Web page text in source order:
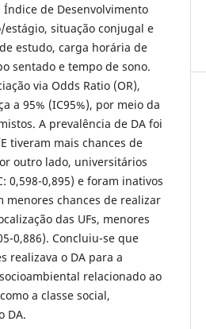
de Desenvolvimento
estágio, situação conjugal e
estudo, carga horária de
sentado e tempo de sono.
via Odds Ratio (OR),
a 95% (IC95%), por meio da
A prevalência de DA foi
tiveram mais chances de
outro lado, universitários
0,598-0,895) e foram inativos
menores chances de realizar
das UFs, menores
0,886). Concluiu-se que
realizava o DA para a
relacionado ao
a classe social,
DA.